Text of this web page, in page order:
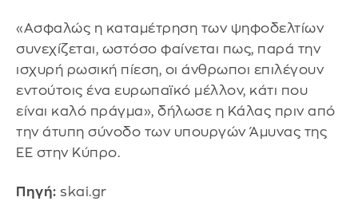
«Ασφαλώς η καταμέτρηση των ψηφοδελτίων
συνεχίζεται, ωστόσο φαίνεται πως, παρά την
ισχυρή ρωσική πίεση, οι άνθρωποι επιλέγουν
εντούτοις ένα ευρωπαϊκό μέλλον, κάτι που
είναι καλό πράγμα», δήλωσε η Κάλας πριν από
την άτυπη σύνοδο των υπουργών Άμυνας της
ΕΕ στην Κύπρο.
Πηγή: skai.gr